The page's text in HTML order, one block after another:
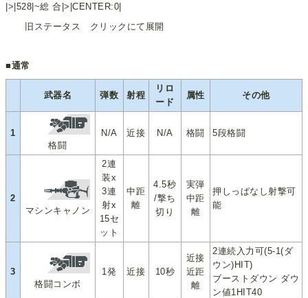
|>|528|~総 合|>|CENTER:0|
旧ステータス クリックにて展開
■通常
武器名 弾数 射程
リロ
ード
属性 その他
1
格闘
N/A 近接 N/A 格闘 5段格闘
2
マシンキャノン
2連
装x
3連
射x
15セ
ット
中距
離
4.5秒
/撃ち
切り
実弾
中距
離
押しっぱなし射撃可
能
3
格闘コンボ
1発 近接 10秒
近接
近距
離
2連続入力可(5-1(ダ
ウン)HIT)
ブーストダウン ダウ
ン値1HIT40